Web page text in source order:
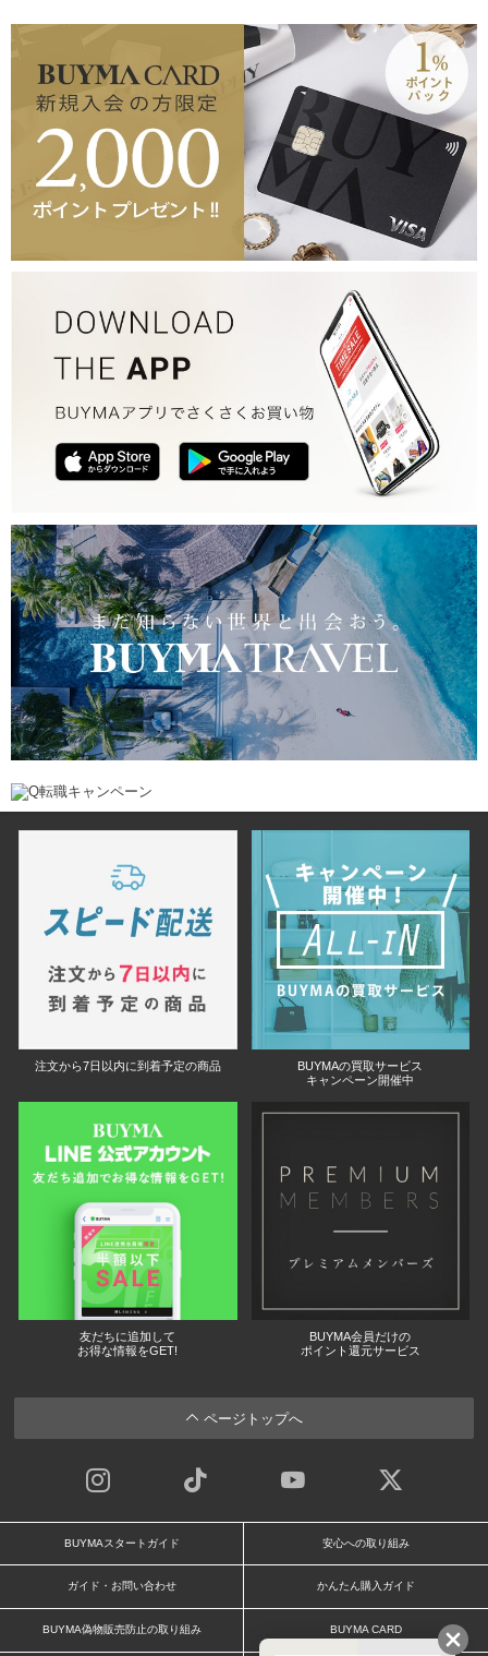
注文から7日以内に到着予定の商品
BUYMAの買取サービス
キャンペーン開催中
友だちに追加して
お得な情報をGET!
BUYMA会員だけの
ポイント還元サービス
ページトップへ
BUYMAスタートガイド 安心への取り組み
ガイド・お問い合わせ かんたん購入ガイド
BUYMA偽物販売防止の取り組み BUYMA CARD